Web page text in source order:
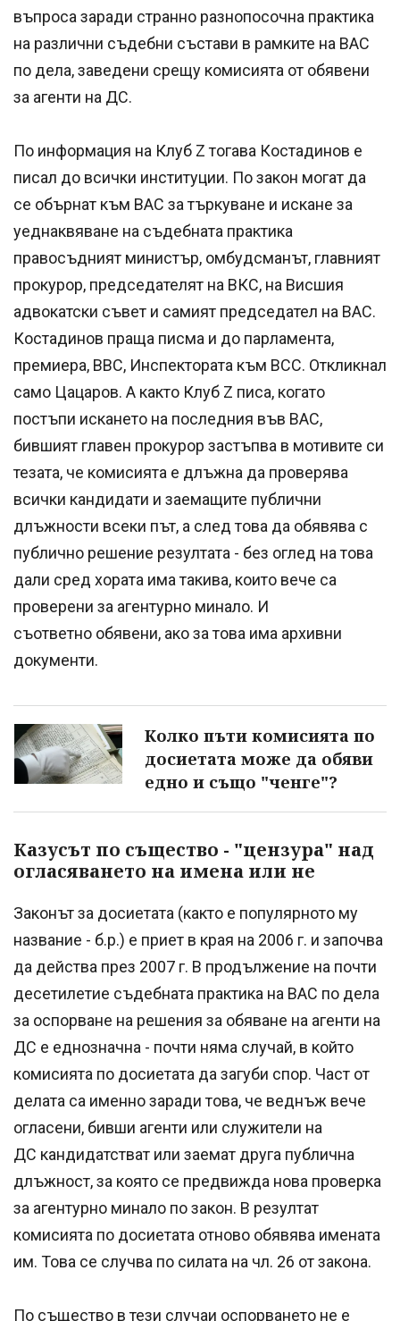
въпроса заради странно разнопосочна практика
на различни съдебни състави в рамките на ВАС
по дела, заведени срещу комисията от обявени
за агенти на ДС.
По информация на Клуб Z тогава Костадинов е
писал до всички институции. По закон могат да
се обърнат към ВАС за търкуване и искане за
уеднаквяване на съдебната практика
правосъдният министър, омбудсманът, главният
прокурор, председателят на ВКС, на Висшия
адвокатски съвет и самият председател на ВАС.
Костадинов праща писма и до парламента,
премиера, ВВС, Инспектората към ВСС. Откликнал
само Цацаров. А както Клуб Z писа, когато
постъпи искането на последния във ВАС,
бившият главен прокурор застъпва в мотивите си
тезата, че комисията е длъжна да проверява
всички кандидати и заемащите публични
длъжности всеки път, а след това да обявява с
публично решение резултата - без оглед на това
дали сред хората има такива, които вече са
проверени за агентурно минало. И
съответно обявени, ако за това има архивни
документи.
Колко пъти комисията по
досиетата може да обяви
едно и също "ченге"?
Казусът по същество - "цензура" над
огласяването на имена или не
Законът за досиетата (както е популярното му
название - б.р.) е приет в края на 2006 г. и започва
да действа през 2007 г. В продължение на почти
десетилетие съдебната практика на ВАС по дела
за оспорване на решения за обяване на агенти на
ДС е еднозначна - почти няма случай, в който
комисията по досиетата да загуби спор. Част от
делата са именно заради това, че веднъж вече
огласени, бивши агенти или служители на
ДС кандидатстват или заемат друга публична
длъжност, за която се предвижда нова проверка
за агентурно минало по закон. В резултат
комисията по досиетата отново обявява имената
им. Това се случва по силата на чл. 26 от закона.
По същество в тези случаи оспорването не е